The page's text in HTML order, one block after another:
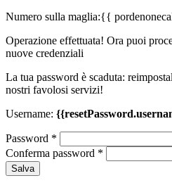
Numero sulla maglia:{{
Operazione effettuata! Ora puoi
nuove credenziali
La tua password è scaduta:
nostri favolosi servizi!
Username:
Password *
Conferma password *
Salva